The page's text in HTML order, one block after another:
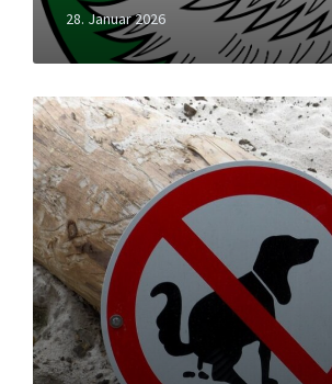
28. Januar 2026
Read
More